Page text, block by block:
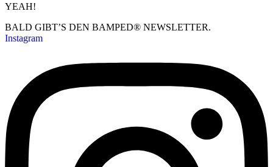
YEAH!
BALD GIBT’S DEN BAMPED® NEWSLETTER.
Instagram